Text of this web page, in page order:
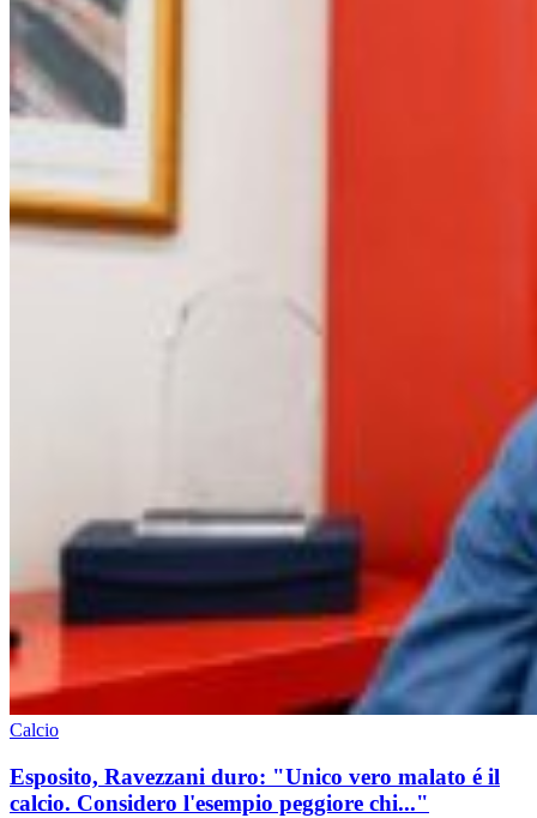
Calcio
Esposito, Ravezzani duro: "Unico vero malato é il
calcio. Considero l'esempio peggiore chi..."